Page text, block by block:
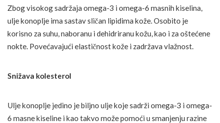
Zbog visokog sadržaja omega-3 i omega-6 masnih kiselina,
ulje konoplje ima sastav sličan lipidima kože. Osobito je
korisno za suhu, naboranu i dehidriranu kožu, kao i za oštećene
nokte. Povećavajući elastičnost kože i zadržava vlažnost.
Snižava kolesterol
Ulje konoplje jedino je biljno ulje koje sadrži omega-3 i omega-
6 masne kiseline i kao takvo može pomoći u smanjenju razine